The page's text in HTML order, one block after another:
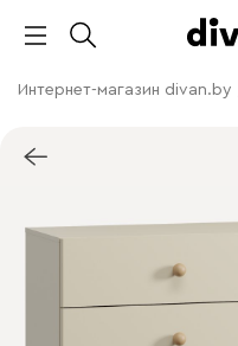
Интернет-магазин divan.by